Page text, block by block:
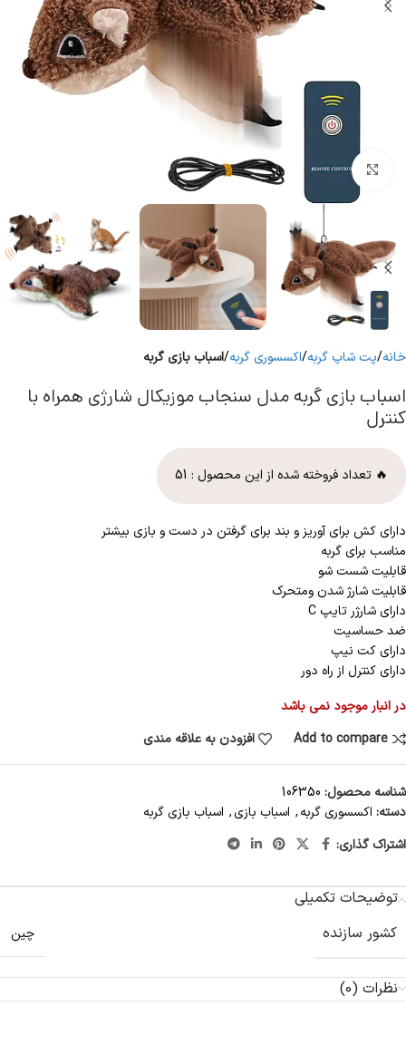
برای بزرگنمایی کلیک کنید
خانه پت شاپ گربه اکسسوری گربه اسباب بازی گربه
اسباب بازی گربه مدل سنجاب موزیکال شارژی همراه با
کنترل
🔥 تعداد فروخته شده از این محصول : 51
دارای کش برای آوریز و بند برای گرفتن در دست و بازی بیشتر
مناسب برای گربه
قابلیت شست شو
قابلیت شارژ شدن ومتحرک
دارای شارژر تایپ C
ضد حساسیت
دارای کت نیپ
دارای کنترل از راه دور
در انبار موجود نمی باشد
Add to compare
افزودن به علاقه مندی
شناسه محصول: 106350
دسته: اکسسوری گربه, اسباب بازی, اسباب بازی گربه
اشتراک گذاری:
توضیحات تکمیلی
کشور سازنده
چین
نظرات (0)